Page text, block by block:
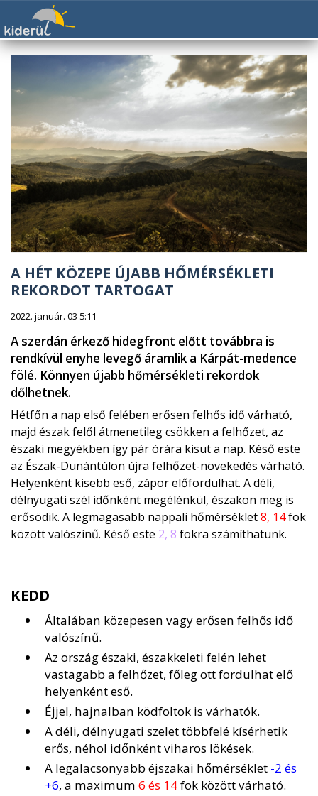
A HÉT KÖZEPE ÚJABB HŐMÉRSÉKLETI
REKORDOT TARTOGAT
2022. január. 03 5:11
A szerdán érkező hidegfront előtt továbbra is
rendkívül enyhe levegő áramlik a Kárpát-medence
fölé. Könnyen újabb hőmérsékleti rekordok
dőlhetnek.
Hétfőn a nap első felében erősen felhős idő várható,
majd észak felől átmenetileg csökken a felhőzet, az
északi megyékben így pár órára kisüt a nap. Késő este
az Észak-Dunántúlon újra felhőzet-növekedés várható.
Helyenként kisebb eső, zápor előfordulhat. A déli,
délnyugati szél időnként megélénkül, északon meg is
erősödik. A legmagasabb nappali hőmérséklet8, 14fok
között valószínű. Késő este 2, 8 fokra számíthatunk.
KEDD
Általában közepesen vagy erősen felhős idő
valószínű.
Az ország északi, északkeleti felén lehet
vastagabb a felhőzet, főleg ott fordulhat elő
helyenként eső.
Éjjel, hajnalban ködfoltok is várhatók.
A déli, délnyugati szelet többfelé kísérhetik
erős, néhol időnként viharos lökések.
A legalacsonyabb éjszakai hőmérséklet -2 és
+6, a maximum 6 és 14fok között várható.